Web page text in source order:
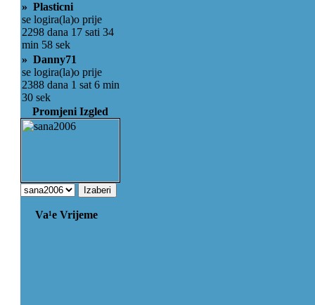
» Plasticni
se logira(la)o prije
2298 dana 17 sati 34
min 58 sek
» Danny71
se logira(la)o prije
2388 dana 1 sat 6 min
30 sek
Promjeni Izgled
Va¹e Vrijeme